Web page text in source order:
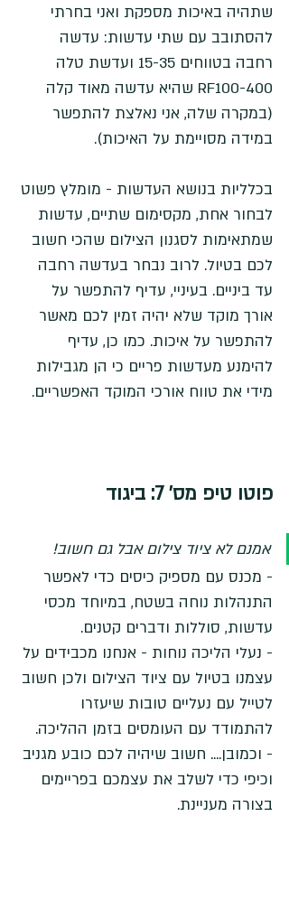
שתהיה באיכות מספקת ואני בחרתי
להסתובב עם שתי עדשות: עדשה
רחבה בטווחים 15-35 ועדשת טלה
RF100-400 שהיא עדשה מאוד קלה
(במקרה שלה, אני נאלצת להתפשר
במידה מסויימת על האיכות).
בכלליות בנושא העדשות - מומלץ פשוט
לבחור אחת, מקסימום שתיים, עדשות
שמתאימות לסגנון הצילום שהכי חשוב
לכם בטיול. לרוב נבחר בעדשה רחבה
עד ביניים. בעיניי, עדיף להתפשר על
אורך מוקד שלא יהיה זמין לכם מאשר
להתפשר על איכות. כמו כן, עדיף
להימנע מעדשות פריים כי הן מגבילות
מידי את טווח אורכי המוקד האפשריים.
פוטו טיפ מס' 7: ביגוד
אמנם לא ציוד צילום אבל גם חשוב!
- מכנס עם מספיק כיסים כדי לאפשר
התנהלות נוחה בשטח, במיוחד מכסי
עדשות, סוללות ודברים קטנים.
- נעלי הליכה נוחות - אנחנו מכבידים על
עצמנו בטיול עם ציוד הצילום ולכן חשוב
לטייל עם נעליים טובות שיעזרו
להתמודד עם העומסים בזמן ההליכה.
- וכמובן.... חשוב שיהיה לכם כובע מגניב
וכיפי כדי לשלב את עצמכם בפריימים
בצורה מעניינת.